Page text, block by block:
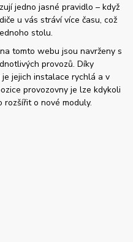
jedno jasné pravidlo – když
u vás stráví více času, což
stolu.
tomto webu jsou navrženy s
provozů. Díky
jejich instalace rychlá a v
provozovny je lze kdykoli
o nové moduly.